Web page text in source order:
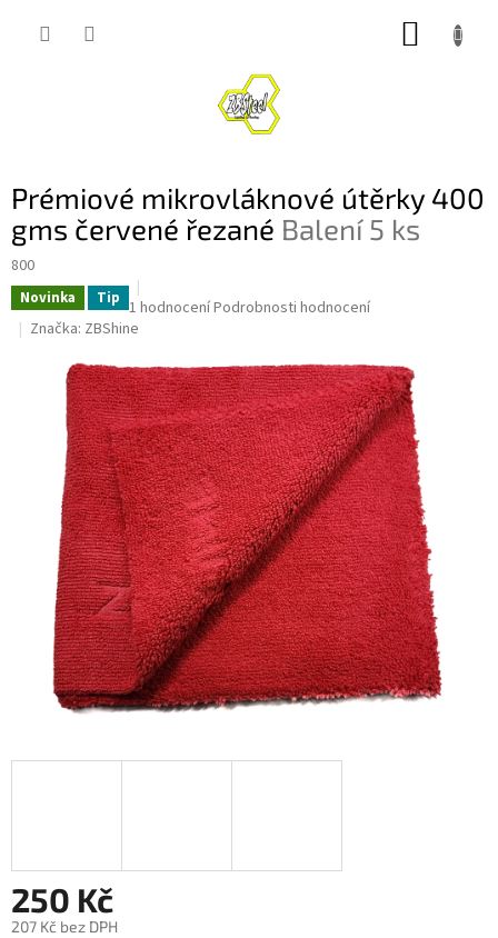
Prémiové mikrovláknové útěrky 400
gms červené řezané Balení 5 ks
800
Novinka Tip Průměrné
hodnocení
je
5,0
z
5
hvězdiček.
1 hodnoceníPodrobnosti hodnocení
Značka: ZBShine
250 Kč
207 Kč bez DPH